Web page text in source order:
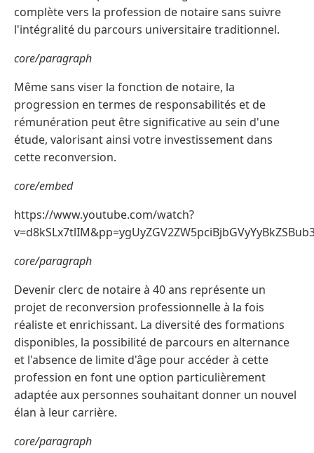
complète vers la profession de notaire sans suivre
l'intégralité du parcours universitaire traditionnel.
core/paragraph
Même sans viser la fonction de notaire, la
progression en termes de responsabilités et de
rémunération peut être significative au sein d'une
étude, valorisant ainsi votre investissement dans
cette reconversion.
core/embed
https://www.youtube.com/watch?
core/paragraph
Devenir clerc de notaire à 40 ans représente un
projet de reconversion professionnelle à la fois
réaliste et enrichissant. La diversité des formations
disponibles, la possibilité de parcours en alternance
et l'absence de limite d'âge pour accéder à cette
profession en font une option particulièrement
adaptée aux personnes souhaitant donner un nouvel
élan à leur carrière.
core/paragraph